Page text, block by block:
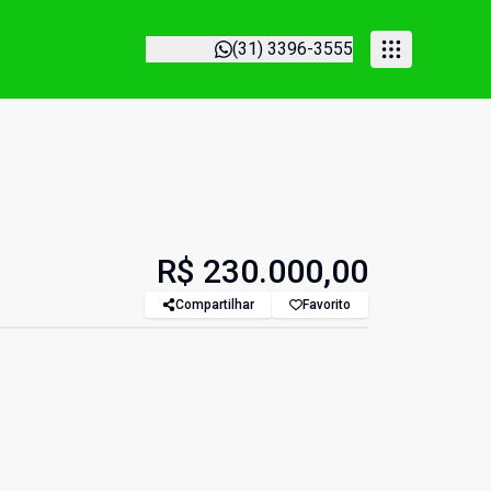
(31) 3396-3555
R$ 230.000,00
Compartilhar Favorito